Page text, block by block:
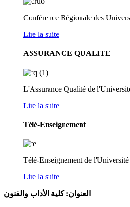
Conférence Régionale des
Lire la suite
ASSURANCE QUALITE
L'Assurance Qualité de
Lire la suite
Télé-Enseignement
Télé-Enseignement de
Lire la suite
لعنوان: كلية الأداب والفنون